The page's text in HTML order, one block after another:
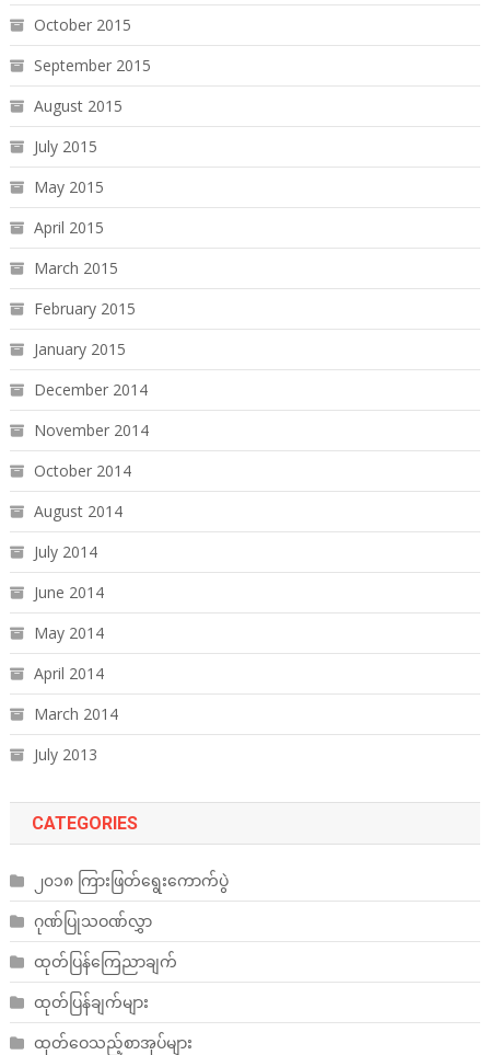
October 2015
September 2015
August 2015
July 2015
May 2015
April 2015
March 2015
February 2015
January 2015
December 2014
November 2014
October 2014
August 2014
July 2014
June 2014
May 2014
April 2014
March 2014
July 2013
CATEGORIES
၂၀၁၈ ကြားဖြတ်ရွေးကောက်ပွဲ
ဂုဏ်ပြုသဝဏ်လွှာ
ထုတ်ပြန်ကြေညာချက်
ထုတ်ပြန်ချက်များ
ထုတ်ဝေသည့်စာအုပ်များ